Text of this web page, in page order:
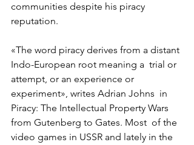
communities despite his piracy
reputation.
«The word piracy derives from a distant
Indo-European root meaning a  trial or
attempt, or an experience or
experiment», writes Adrian Johns  in
Piracy: The Intellectual Property Wars
from Gutenberg to Gates. Most  of the
video games in USSR and lately in the